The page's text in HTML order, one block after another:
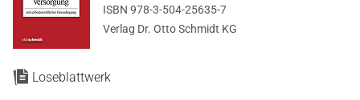
Loseblattwerk
ISBN 978-3-504-25635-7
Verlag Dr. Otto Schmidt KG